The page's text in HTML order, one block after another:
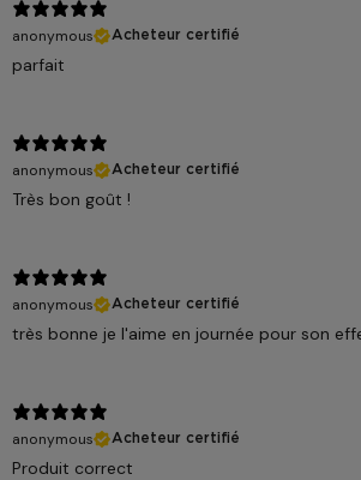
anonymous
Acheteur certifié
parfait
anonymous
Acheteur certifié
Très bon goût !
anonymous
Acheteur certifié
très bonne je l'aime en journée pour son
anonymous
Acheteur certifié
Produit correct